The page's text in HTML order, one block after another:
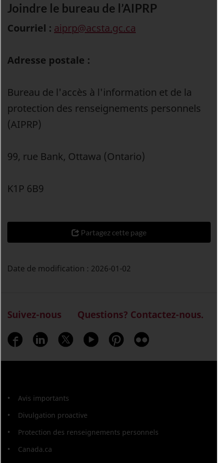
Joindre le bureau de l’AIPRP
Courriel : aiprp@acsta.gc.ca
Adresse postale :
Bureau de l'accès à l'information et de la
protection des renseignements personnels
(AIPRP)
99, rue Bank, Ottawa (Ontario)
K1P 6B9
Partagez cette page
Date de modification : 2026-01-02
Questions? Contactez-nous.
Suivez-nous
À
propos
de
site
Avis importants
Divulgation proactive
Protection des renseignements personnels
Canada.ca